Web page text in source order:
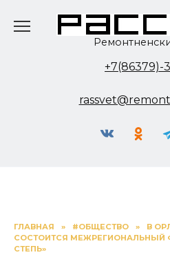
+7(86379)-
ГЛАВНАЯ » #ОБЩЕСТВО »
В
СОСТОИТСЯ МЕЖРЕГИОНАЛЬНЫЙ
СТЕПЬ»